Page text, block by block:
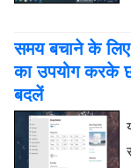
समय बचाने के
का उपयोग करके
बदलें